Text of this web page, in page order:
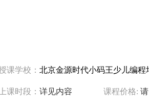
课学校： 北京金源时代小码王少儿编程
上课时段： 详见内容 课程价格: